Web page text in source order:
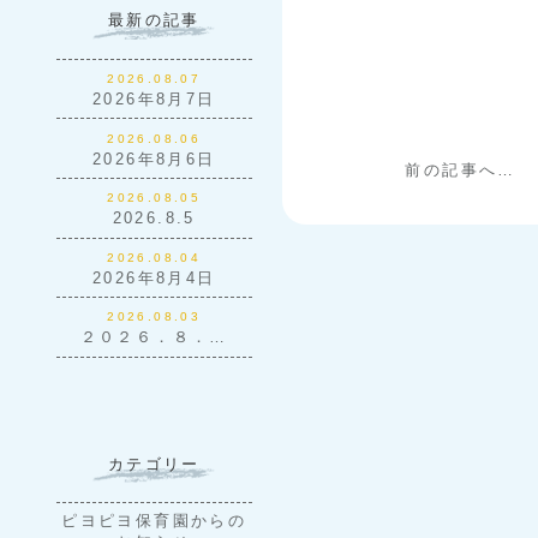
最新の記事
2026.08.07
2026年8月7日
2026.08.06
2026年8月6日
2026.08.05
2026.8.5
2026.08.04
2026年8月4日
2026.08.03
２０２６．８．…
カテゴリー
ピヨピヨ保育園からの
前の記事へ…